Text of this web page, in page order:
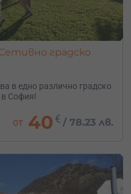
градско
в едно различно градско
в София!
от 40 € / 78.23 лв.